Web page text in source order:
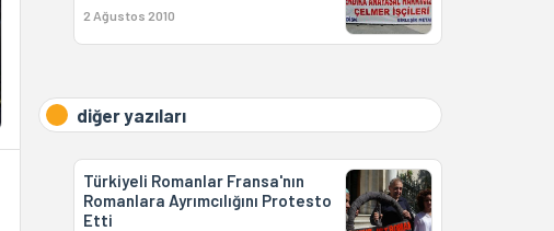
2 Ağustos 2010
diğer yazıları
Türkiyeli Romanlar Fransa'nın
Romanlara Ayrımcılığını Protesto
Etti